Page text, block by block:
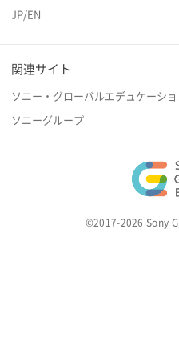
JP/EN
関連サイト
ソニー・グローバルエデュケーショ
ソニーグループ
©2017-2026 Sony